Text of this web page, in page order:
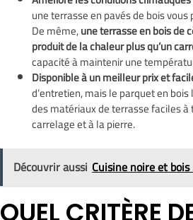
une terrasse en pavés de bois
De même,une terrasse en bois de
produit de la chaleur plus qu’un
capacité à maintenir une
Disponible à un meilleur prix et
d’entretien, mais le parquet en
des matériaux de terrasse faciles
carrelage et à la pierre.
Découvrir aussi Cuisine noire et
QUEL CRITÈRE